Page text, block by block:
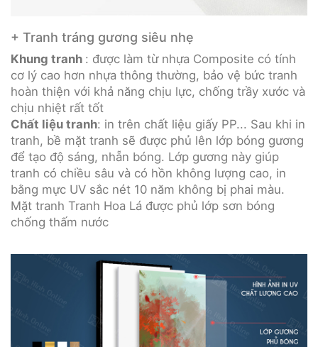
+ Tranh tráng gương siêu nhẹ
Khung tranh : được làm từ nhựa Composite có tính
cơ lý cao hơn nhựa thông thường, bảo vệ bức tranh
hoàn thiện với khả năng chịu lực, chống trầy xước và
chịu nhiệt rất tốt
Chất liệu tranh: in trên chất liệu giấy PP... Sau khi in
tranh, bề mặt tranh sẽ được phủ lên lớp bóng gương
để tạo độ sáng, nhẵn bóng. Lớp gương này giúp
tranh có chiều sâu và có hồn không lượng cao, in
bằng mực UV sắc nét 10 năm không bị phai màu.
Mặt tranh Tranh Hoa Lá được phủ lớp sơn bóng
chống thấm nước